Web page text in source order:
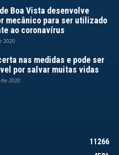
Boa Vista desenvolve
mecânico para ser utilizado
ao coronavírus
2020
nas medidas e pode ser
por salvar muitas vidas
2020
11266